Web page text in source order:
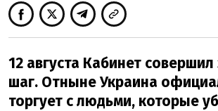
12 августа Кабинет
шаг. Отныне Украина
торгует с людьми, которые